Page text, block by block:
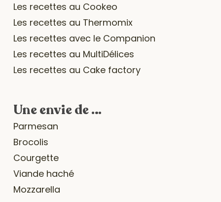
Les recettes au Cookeo
Les recettes au Thermomix
Les recettes avec le Companion
Les recettes au MultiDélices
Les recettes au Cake factory
Une envie de …
Parmesan
Brocolis
Courgette
Viande haché
Mozzarella